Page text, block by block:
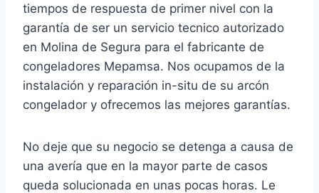
tiempos de respuesta de primer nivel con la
garantía de ser un servicio tecnico autorizado
en Molina de Segura para el fabricante de
congeladores Mepamsa. Nos ocupamos de la
instalación y reparación in-situ de su arcón
congelador y ofrecemos las mejores garantías.
No deje que su negocio se detenga a causa de
una avería que en la mayor parte de casos
queda solucionada en unas pocas horas. Le